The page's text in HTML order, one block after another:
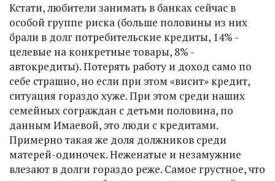
Кстати, любители занимать в банках сейчас в
особой группе риска (больше половины из них
брали в долг потребительские кредиты, 14% -
целевые на конкретные товары, 8% -
автокредиты). Потерять работу и доход само по
себе страшно, но если при этом «висит» кредит,
ситуация гораздо хуже. При этом среди наших
семейных сограждан с детьми половина, по
данным Имаевой, это люди с кредитами.
Примерно такая же доля должников среди
матерей-одиночек. Неженатые и незамужние
влезают в долги гораздо реже. Самое грустное, что